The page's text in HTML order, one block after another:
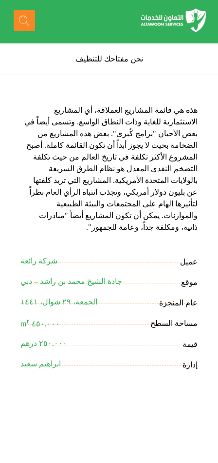
نحن مفتاحك للتنظيف
هذه هي قائمة المشاريع العملاقة، أي المشاريع
الاستثمارية للغاية وذات النطاق الواسع. وتسمى أيضاً في
بعض الأحيان "برامج كُبرى". بعض هذه المشاريع من
الضخامة بحيث لا يجوز أبداً أن تكون القائمة كاملة. أصبح
المشروع الأكثر تكلفة في تاريخ العالم من حيث تكلفة
التضخم النقدي المعدل هو نظام الطرق السريعة
بالولايات المتحدة الأمريكية. المشاريع التي تزيد كلفتها
عن بليون دولار أمريكي، وتجذب انتباه الرأي العام نظراً
لتأثيرها الهام على المجتمعات والبيئة الطبيعية
والموازنات. يمكن أن تكون المشاريع أيضاً "مبادرات
ذاتية، ومكلفة جداً، وعامة للجمهور".
عميل شركة رائعة
موقع جادة الشيخ محمد بن راشد – دبي
عام المنجزة الجمعة، ٢٩ شوال، ١٤٤١
مساحة السطح ٤٥٠,٠٠٠ m ٢
قيمة ٢٥٠.٠٠٠ درهم
إدارة ابراهيم سعيد